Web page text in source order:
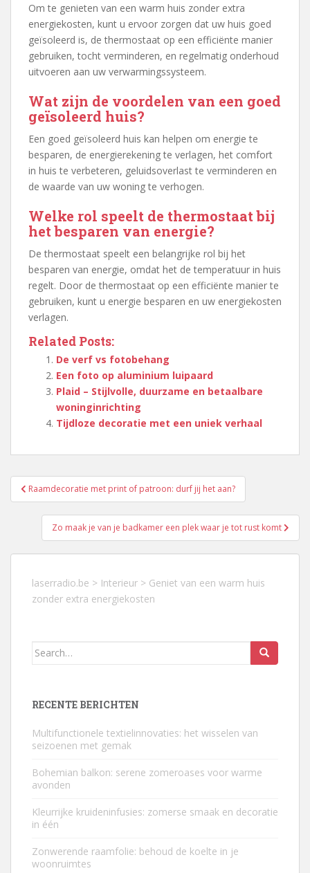
Om te genieten van een warm huis zonder extra
energiekosten, kunt u ervoor zorgen dat uw huis goed
geïsoleerd is, de thermostaat op een efficiënte manier
gebruiken, tocht verminderen, en regelmatig onderhoud
uitvoeren aan uw verwarmingssysteem.
Wat zijn de voordelen van een goed
geïsoleerd huis?
Een goed geïsoleerd huis kan helpen om energie te
besparen, de energierekening te verlagen, het comfort
in huis te verbeteren, geluidsoverlast te verminderen en
de waarde van uw woning te verhogen.
Welke rol speelt de thermostaat bij
het besparen van energie?
De thermostaat speelt een belangrijke rol bij het
besparen van energie, omdat het de temperatuur in huis
regelt. Door de thermostaat op een efficiënte manier te
gebruiken, kunt u energie besparen en uw energiekosten
verlagen.
Related Posts:
De verf vs fotobehang
Een foto op aluminium luipaard
Plaid – Stijlvolle, duurzame en betaalbare
woninginrichting
Tijdloze decoratie met een uniek verhaal
Berichtnavigatie
Raamdecoratie met print of patroon: durf jij het aan?
Zo maak je van je badkamer een plek waar je tot rust komt
laserradio.be > Interieur > Geniet van een warm huis
zonder extra energiekosten
Search
RECENTE BERICHTEN
Multifunctionele textielinnovaties: het wisselen van
seizoenen met gemak
Bohemian balkon: serene zomeroases voor warme
avonden
Kleurrijke kruideninfusies: zomerse smaak en decoratie
in één
Zonwerende raamfolie: behoud de koelte in je
woonruimtes